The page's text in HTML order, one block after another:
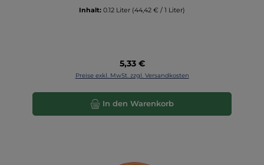
Inhalt: 0.12 Liter (44,42 € / 1 Liter)
Regulärer Preis:
5,33 €
Preise exkl. MwSt. zzgl. Versandkosten
In den Warenkorb